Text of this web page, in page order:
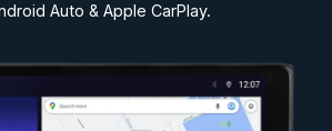
Auto & Apple CarPlay.